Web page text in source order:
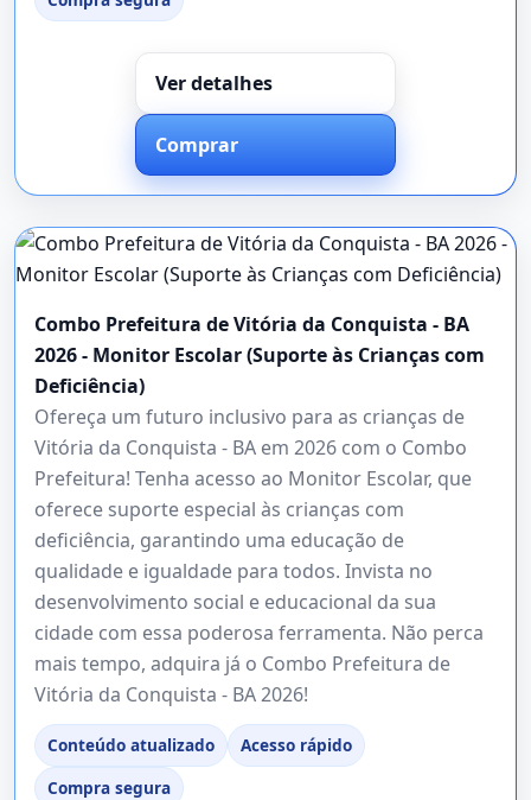
Ver detalhes
Comprar
Combo Prefeitura de Vitória da Conquista - BA
2026 - Monitor Escolar (Suporte às Crianças com
Deficiência)
Ofereça um futuro inclusivo para as crianças de
Vitória da Conquista - BA em 2026 com o Combo
Prefeitura! Tenha acesso ao Monitor Escolar, que
oferece suporte especial às crianças com
deficiência, garantindo uma educação de
qualidade e igualdade para todos. Invista no
desenvolvimento social e educacional da sua
cidade com essa poderosa ferramenta. Não perca
mais tempo, adquira já o Combo Prefeitura de
Vitória da Conquista - BA 2026!
Conteúdo atualizado
Acesso rápido
Compra segura